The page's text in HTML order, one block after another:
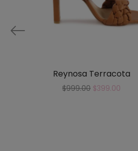
Reynosa Terracota
$999.00 $399.00